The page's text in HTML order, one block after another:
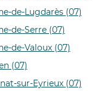
de-Lugdarès (07)
de-Serre (07)
de-Valoux (07)
(07)
sur-Eyrieux (07)